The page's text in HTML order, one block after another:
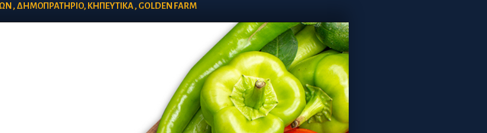
, ΔΗΜΟΠΡΑΤΗΡΙΟ, ΚΗΠΕΥΤΙΚΑ, GOLDEN FARM